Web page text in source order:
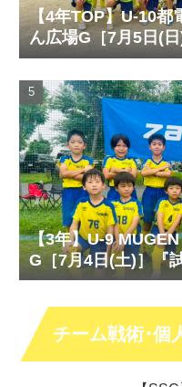
【4年TOP】U-10都
ん広場G［7月5日(
チレポート』『試合
【3年】U-9
G［7月4日(土)］『
ート』『試合動画』
チーム戦術･個